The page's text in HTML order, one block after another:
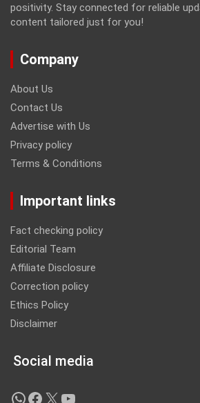
positivity. Stay connected for reliable
content tailored just for you!
Company
About Us
Contact Us
Advertise with Us
Privacy policy
Terms & Conditions
Important links
Fact checking policy
Editorial Team
Affiliate Disclosure
Correction policy
Ethics Policy
Disclaimer
Social media
WhatsApp
Facebook
X YouTube